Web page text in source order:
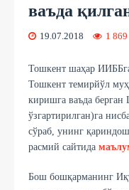
ваъда
19.07.2018 1 869
Тошкент шаҳар
Тошкент темирйўл
киришга ваъда
ўзгартирилган)га
сўраб, унинг
расмий сайтида
Бош бошқарманинг